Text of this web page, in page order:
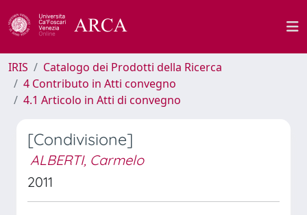
IRIS
Catalogo dei Prodotti della Ricerca
4 Contributo in Atti convegno
4.1 Articolo in Atti di convegno
[Condivisione]
ALBERTI, Carmelo
2011